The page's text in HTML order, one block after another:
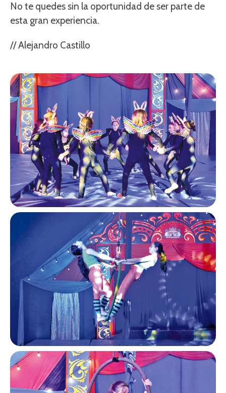
No te quedes sin la oportunidad de ser parte de
esta gran experiencia.
// Alejandro Castillo